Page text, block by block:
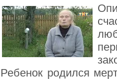
Ребенок родился